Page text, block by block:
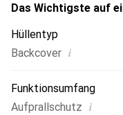
Das Wichtigste auf
Hüllentyp
Backcover i
Funktionsumfang
Aufprallschutz i